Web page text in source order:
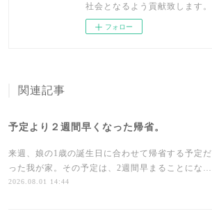
社会となるよう貢献致します。
フォロー
関連記事
予定より２週間早くなった帰省。
来週、娘の1歳の誕生日に合わせて帰省する予定だ
った我が家。その予定は、2週間早まることにな…
2026.08.01 14:44